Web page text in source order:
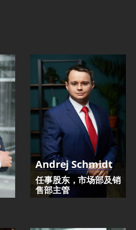
Andrej Schmidt
任事股东，市场部及销
售部主管